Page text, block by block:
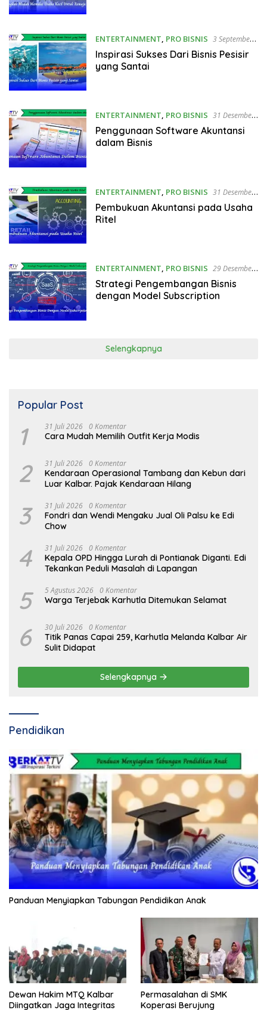
ENTERTAINMENT, PRO BISNIS 3 September
2025
Inspirasi Sukses Dari Bisnis Pesisir
yang Santai
ENTERTAINMENT, PRO BISNIS 31 Desember
2024
Penggunaan Software Akuntansi
dalam Bisnis
ENTERTAINMENT, PRO BISNIS 31 Desember
2024
Pembukuan Akuntansi pada Usaha
Ritel
ENTERTAINMENT, PRO BISNIS 29 Desember
2024
Strategi Pengembangan Bisnis
dengan Model Subscription
Selengkapnya
Popular Post
1 31 Juli 2026 0 Komentar
Cara Mudah Memilih Outfit Kerja Modis
2 31 Juli 2026 0 Komentar
Kendaraan Operasional Tambang dan Kebun dari
Luar Kalbar. Pajak Kendaraan Hilang
3 31 Juli 2026 0 Komentar
Fondri dan Wendi Mengaku Jual Oli Palsu ke Edi
Chow
4 31 Juli 2026 0 Komentar
Kepala OPD Hingga Lurah di Pontianak Diganti. Edi
Tekankan Peduli Masalah di Lapangan
5 5 Agustus 2026 0 Komentar
Warga Terjebak Karhutla Ditemukan Selamat
6 30 Juli 2026 0 Komentar
Titik Panas Capai 259, Karhutla Melanda Kalbar Air
Sulit Didapat
Selengkapnya
Pendidikan
Panduan Menyiapkan Tabungan Pendidikan Anak
Dewan Hakim MTQ Kalbar
Diingatkan Jaga Integritas
Permasalahan di SMK
Koperasi Berujung